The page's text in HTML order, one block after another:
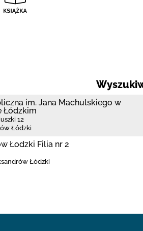
im. Jana Machulskiego w
Łódzkim
12
Łódzki
Łodzki Filia nr 2
Łódzki